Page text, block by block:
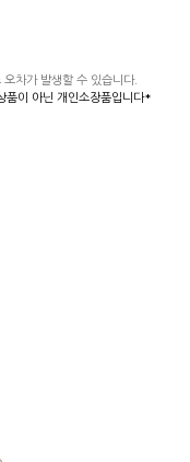
차가 발생할 수 있습니다.
품이 아닌 개인소장품입니다*